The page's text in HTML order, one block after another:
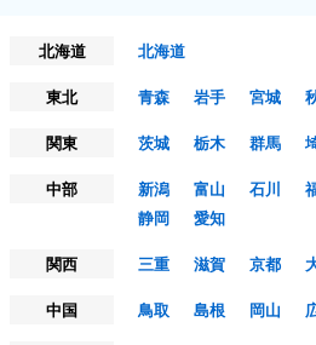
北海道
北海道
東北
青森 岩手 宮城
関東
茨城 栃木 群馬
中部
新潟 富山 石川
静岡
愛知
関西
三重 滋賀 京都
中国
鳥取 島根 岡山